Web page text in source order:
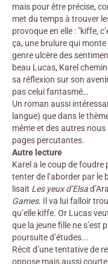
mais pour être précise,
met du temps à trouver
provoque en elle : "kiffe,
ça, une brulure qui
genre ulcère des
beau Lucas, Karel
sa réflexion sur son
pas celui fantasmé…
Un roman aussi
langue) que dans le
même et des autres
pages percutantes.
Autre lecture
Karel a le coup de foudre
tenter de l’aborder par le
lisait Les yeux d’Elsa
Games. Il va lui falloir
qu’elle kiffe. Or Lucas
que la jeune fille ne s’est
poursuite d’études...
Récit d’une tentative de
oppose mais aussi